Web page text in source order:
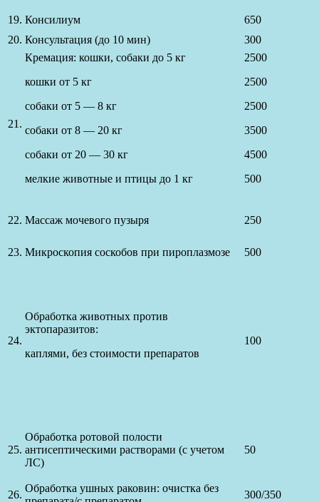
19. Консилиум
650
20. Консультация (до 10 мин) 300
21.
Кремация: кошки, собаки до 5 кг
кошки от 5 кг
собаки от 5 — 8 кг
собаки от 8 — 20 кг
собаки от 20 — 30 кг
мелкие животные и птицы до 1 кг
2500
2500
2500
3500
4500
500
22. Массаж мочевого пузыря 250
23. Микроскопия соскобов при пироплазмозе 500
24.
Обработка животных против
эктопаразитов:
каплями, без стоимости препаратов
100
25.
Обработка ротовой полости
антисептическими растворами (с учетом
ЛС)
50
26.
Обработка ушных раковин: очистка без
300/350